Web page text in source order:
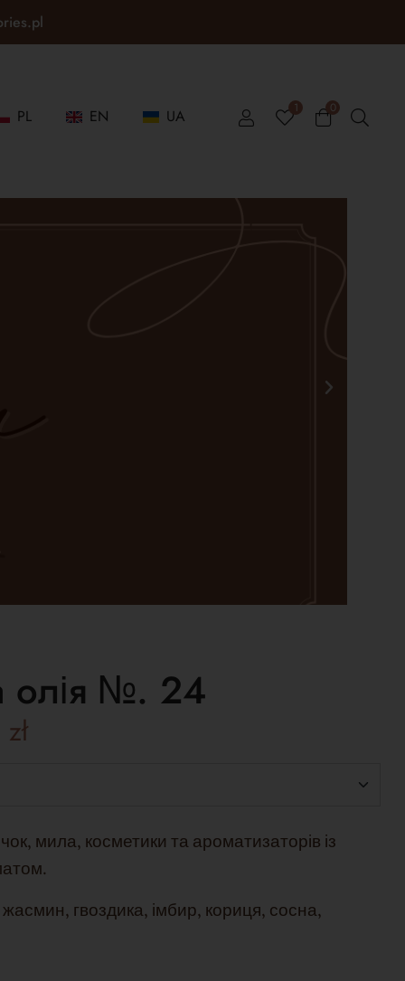
PL EN UA 1 0
олія №. 24
zł
мила, косметики та ароматизаторів із
гвоздика, імбир, кориця, сосна,